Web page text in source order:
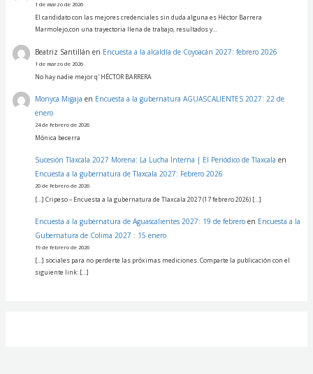
1 de marzo de 2026
El candidato con las mejores credenciales sin duda alguna es Héctor Barrera
Marmolejo,con una trayectoria llena de trabajo, resultados y…
Beatriz Santillán en Encuesta a la alcaldía de Coyoacán 2027: febrero 2026
1 de marzo de 2026
No hay nadie mejor q' HÉCTOR BARRERA
Monyca Migaja en Encuesta a la gubernatura AGUASCALIENTES 2027: 22 de
enero
24 de febrero de 2026
Mónica becerra
Sucesión Tlaxcala 2027 Morena: La Lucha Interna | El Periódico de Tlaxcala en
Encuesta a la gubernatura de Tlaxcala 2027: Febrero 2026
20 de febrero de 2026
[…] Cripeso – Encuesta a la gubernatura de Tlaxcala 2027 (17 febrero 2026) […]
Encuesta a la gubernatura de Aguascalientes 2027: 19 de febrero en Encuesta a la
Gubernatura de Colima 2027 : 15 enero
19 de febrero de 2026
[…] sociales para no perderte las próximas mediciones. Comparte la publicación con el
siguiente link: […]